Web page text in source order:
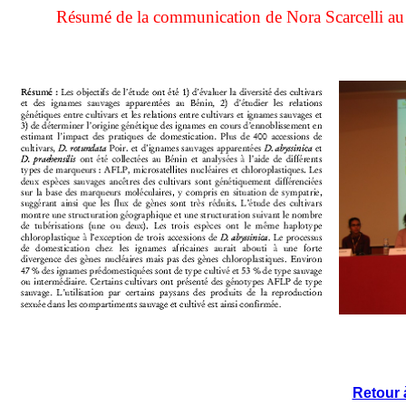
Résumé de la communication de Nora Scarcelli
Retour